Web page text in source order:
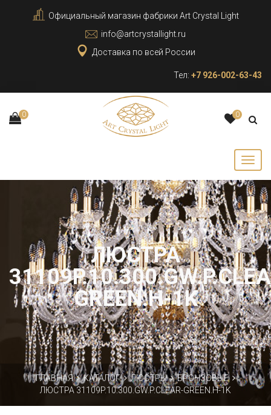
Официальный магазин фабрики Art Crystal Light
info@artcrystallight.ru
Доставка по всей России
Тел: +7 926-002-63-43
0 0
ЛЮСТРА
GREEN.H-1K
ГЛАВНАЯ КАТАЛОГ ЛЮСТРЫ
БРОНЗОВЫЕ
ЛЮСТРА 31109P.10.300.GW.P.CLEAR-GREEN.H-1K